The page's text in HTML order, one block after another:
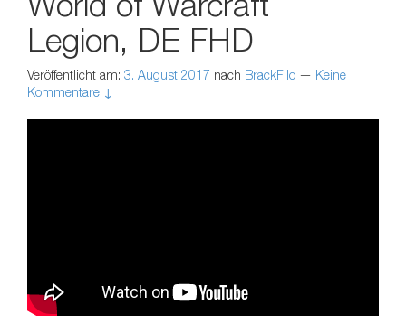
Legion, DE FHD
Veröffentlicht am: 3. August 2017 nach BrackFllo — Keine
Kommentare ↓